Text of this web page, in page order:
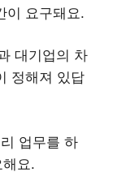
이 요구돼요.
대기업의 차
정해져 있답
업무를 하
요.